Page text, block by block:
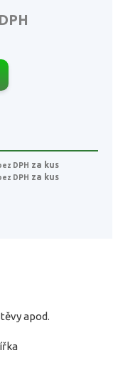
DPH za kus
DPH za kus
apod.